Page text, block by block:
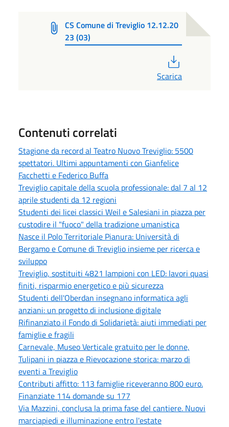
CS Comune di Treviglio 12.12.20
23 (03)
Scarica
Contenuti correlati
Stagione da record al Teatro Nuovo Treviglio: 5500
spettatori. Ultimi appuntamenti con Gianfelice
Facchetti e Federico Buffa
Treviglio capitale della scuola professionale: dal 7 al 12
aprile studenti da 12 regioni
Studenti dei licei classici Weil e Salesiani in piazza per
custodire il "fuoco" della tradizione umanistica
Nasce il Polo Territoriale Pianura: Università di
Bergamo e Comune di Treviglio insieme per ricerca e
sviluppo
Treviglio, sostituiti 4821 lampioni con LED: lavori quasi
finiti, risparmio energetico e più sicurezza
Studenti dell'Oberdan insegnano informatica agli
anziani: un progetto di inclusione digitale
Rifinanziato il Fondo di Solidarietà: aiuti immediati per
famiglie e fragili
Carnevale, Museo Verticale gratuito per le donne,
Tulipani in piazza e Rievocazione storica: marzo di
eventi a Treviglio
Contributi affitto: 113 famiglie riceveranno 800 euro.
Finanziate 114 domande su 177
Via Mazzini, conclusa la prima fase del cantiere. Nuovi
marciapiedi e illuminazione entro l'estate